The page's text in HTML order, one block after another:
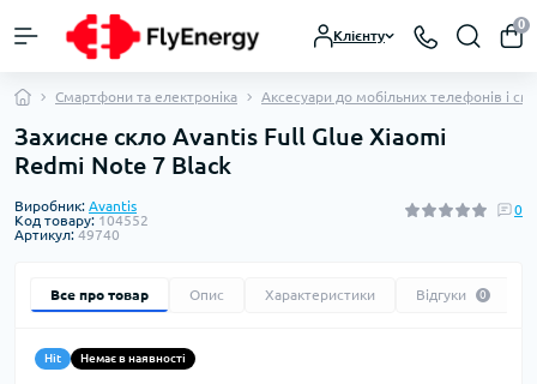
Клієнту
0
Смартфони та електроніка Аксесуари до мобільних телефонів і
Захисне скло Avantis Full Glue Xiaomi
Redmi Note 7 Black
Виробник: Avantis
Код товару: 104552
Артикул: 49740
0
Все про товар Опис Характеристики Відгуки 0
Hit Немає в наявності